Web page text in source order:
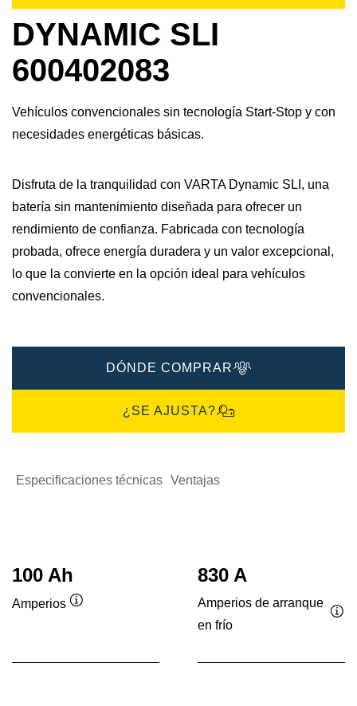
DYNAMIC SLI
600402083
Vehículos convencionales sin tecnología Start-Stop y con
necesidades energéticas básicas.
Disfruta de la tranquilidad con VARTA Dynamic SLI, una
batería sin mantenimiento diseñada para ofrecer un
rendimiento de confianza. Fabricada con tecnología
probada, ofrece energía duradera y un valor excepcional,
lo que la convierte en la opción ideal para vehículos
convencionales.
DÓNDE COMPRAR
¿SE AJUSTA?
Especificaciones técnicas Ventajas
100 Ah
Amperios
830 A
Amperios de arranque
en frío